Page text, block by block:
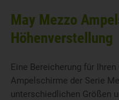
May Mezzo
Höhenverstellung
Eine Bereicherung für
Ampelschirme der Serie
unterschiedlichen Größen